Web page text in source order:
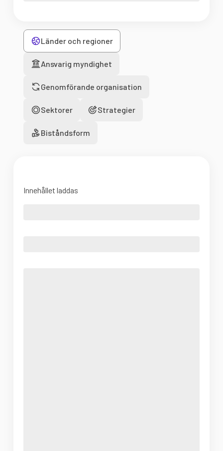
Länder och regioner
Ansvarig myndighet
Genomförande organisation
Sektorer Strategier
Biståndsform
Innehållet laddas